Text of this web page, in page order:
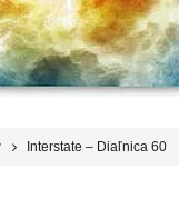
Interstate – Diaľnica 60